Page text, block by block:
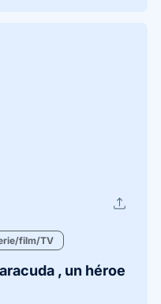
upload
film/TV
, un héroe